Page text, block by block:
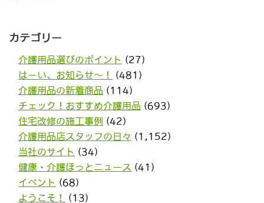
カテゴリー
介護用品選びのポイント (27)
はーい、お知らせ〜！
(481)
介護用品の新着商品 (114)
チェック！おすすめ介護用品 (693)
住宅改修の施工事例 (42)
介護用品店スタッフの日々 (1,152)
当社のサイト (34)
健康・介護ほっとニュース (41)
イベント (68)
ようこそ！
(13)